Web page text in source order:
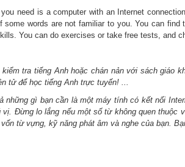
need is a computer with an Internet
words are not familiar to you. You can
You can do exercises or take free tests, and
tra tiếng Anh hoặc chán nản với sách
tử để học tiếng Anh trực tuyến! ...
gì bạn cần là một máy tính có kết nối
Đừng lo lắng nếu một số từ không quen
từ vựng, kỹ năng phát âm và nghe của bạn.